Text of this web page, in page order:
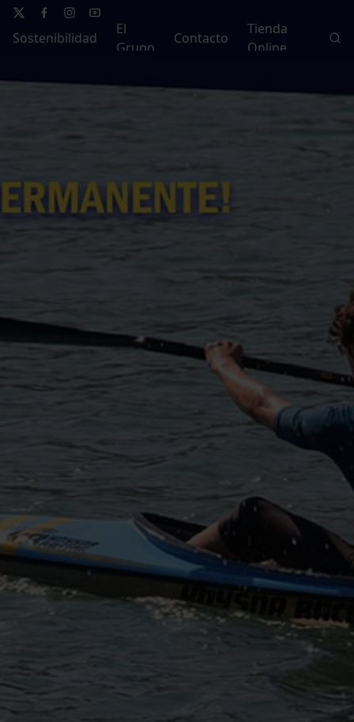
Sostenibilidad
El
Grupo
Contacto
Tienda
Online